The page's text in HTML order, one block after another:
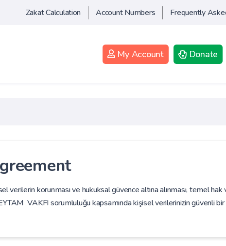
Zakat Calculation Account Numbers Frequently
My Account Donate
verilerin korunması ve hukuksal güvence altına alınması, temel
VAKFI sorumluluğu kapsamında kişisel verilerinizin güvenli